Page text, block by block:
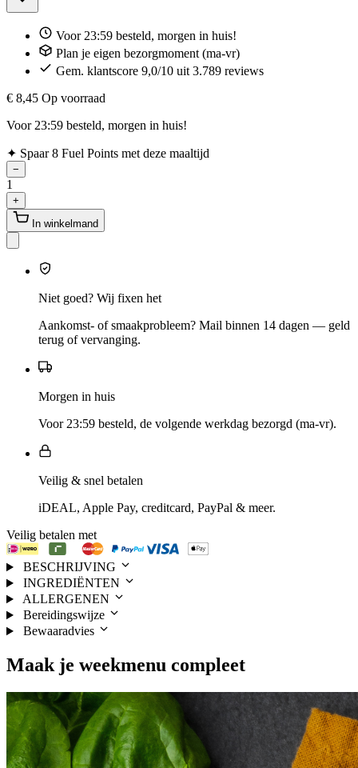
Voor 23:59 besteld, morgen in huis!
Plan je eigen bezorgmoment (ma-vr)
Gem. klantscore 9,0/10 uit 3.789 reviews
€ 8,45 Op voorraad
Voor 23:59 besteld, morgen in huis!
✦ Spaar 8 Fuel Points met deze maaltijd
−
1
+
In winkelmand
Niet goed? Wij fixen het
Aankomst- of smaakprobleem? Mail binnen 14 dagen — geld
terug of vervanging.
Morgen in huis
Voor 23:59 besteld, de volgende werkdag bezorgd (ma-vr).
Veilig & snel betalen
iDEAL, Apple Pay, creditcard, PayPal & meer.
Veilig betalen met
BESCHRIJVING
INGREDIËNTEN
ALLERGENEN
Bereidingswijze
Bewaaradvies
Maak je weekmenu compleet